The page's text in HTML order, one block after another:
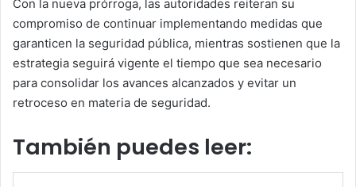
Con la nueva prórroga, las autoridades reiteran su
compromiso de continuar implementando medidas que
garanticen la seguridad pública, mientras sostienen que la
estrategia seguirá vigente el tiempo que sea necesario
para consolidar los avances alcanzados y evitar un
retroceso en materia de seguridad.
También puedes leer: